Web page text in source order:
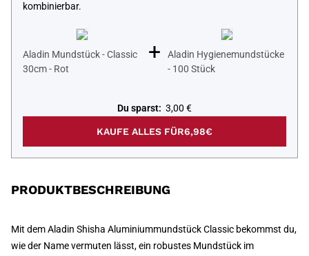
kombinierbar.
Aladin Mundstück - Classic
30cm - Rot
+
Aladin Hygienemundstücke
- 100 Stück
Du sparst: 3,00 €
KAUFE ALLES FÜR6,98€
PRODUKTBESCHREIBUNG
Mit dem Aladin Shisha Aluminiummundstück Classic bekommst du,
wie der Name vermuten lässt, ein robustes Mundstück im